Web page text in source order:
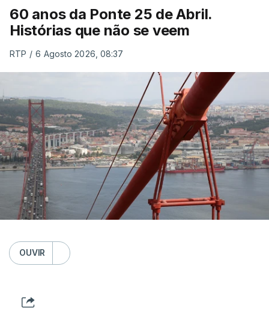
60 anos da Ponte 25 de Abril.
Histórias que não se veem
RTP / 6 Agosto 2026, 08:37
OUVIR